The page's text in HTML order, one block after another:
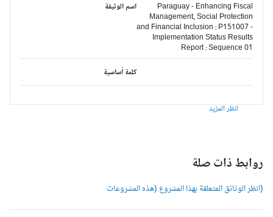
اسم الوثيقة
Paraguay - Enhancing Fiscal
Management, Social Protection
and Financial Inclusion : P151007 -
Implementation Status Results
Report : Sequence 01
كلمة أساسية
انظر المزيد
روابط ذات صلة
(انظر الوثائق المتعلقة بهذا المشروع (هذه المشروعات